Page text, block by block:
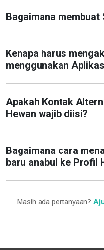
Bagaimana
Kenapa harus
menggunakan
Apakah Kontak
Hewan wajib diisi?
Bagaimana cara
baru anabul ke Profil
Masih ada pertanyaan?